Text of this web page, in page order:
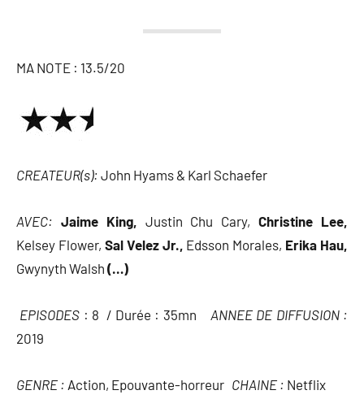
MA NOTE : 13.5/20
CREATEUR(s): John Hyams & Karl Schaefer
AVEC: Jaime King, Justin Chu Cary, Christine Lee,
Kelsey Flower, Sal Velez Jr., Edsson Morales, Erika Hau,
Gwynyth Walsh (…)
EPISODES : 8 / Durée : 35mn ANNEE DE DIFFUSION :
2019
GENRE : Action, Epouvante-horreur CHAINE : Netflix